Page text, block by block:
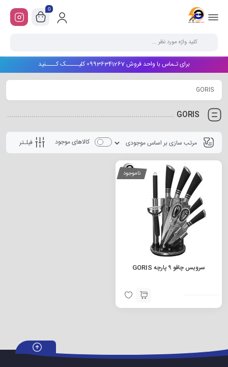
0
برای تـماس با واحد فروش 09936341267 کلیـــــک کــــنید
GORIS
GORIS
فیلـتر کالاهای موجود
ناموجود
سرویس چاقو ۹ پارچه GORIS